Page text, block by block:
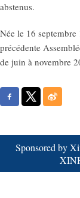
abstenus.
Née le 16
précédente
de juin à novembre
Sponsored by